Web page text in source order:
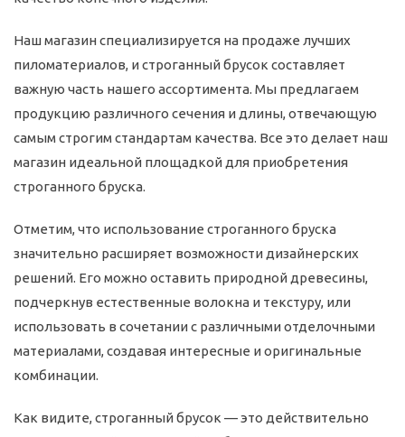
Наш магазин специализируется на продаже лучших
пиломатериалов, и строганный брусок составляет
важную часть нашего ассортимента. Мы предлагаем
продукцию различного сечения и длины, отвечающую
самым строгим стандартам качества. Все это делает наш
магазин идеальной площадкой для приобретения
строганного бруска.
Отметим, что использование строганного бруска
значительно расширяет возможности дизайнерских
решений. Его можно оставить природной древесины,
подчеркнув естественные волокна и текстуру, или
использовать в сочетании с различными отделочными
материалами, создавая интересные и оригинальные
комбинации.
Как видите, строганный брусок — это действительно